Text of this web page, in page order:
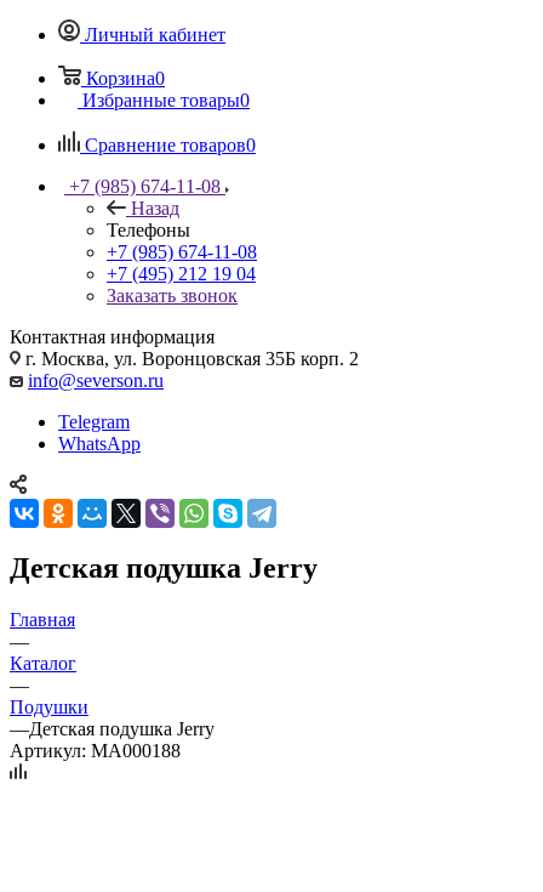
Личный кабинет
Корзина0
Избранные товары0
Сравнение товаров0
+7 (985) 674-11-08
Назад
Телефоны
+7 (985) 674-11-08
+7 (495) 212 19 04
Заказать звонок
Контактная информация
г. Москва, ул. Воронцовская 35Б корп. 2
info@severson.ru
Telegram
WhatsApp
Детская подушка Jerry
Главная
—
Каталог
—
Подушки
—Детская подушка Jerry
Артикул: MA000188